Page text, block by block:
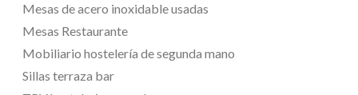
Mesas de acero inoxidable usadas
Mesas Restaurante
Mobiliario hostelería de segunda mano
Sillas terraza bar